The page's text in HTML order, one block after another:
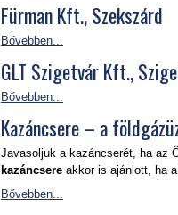
Fürman Kft., Szekszárd
Bővebben...
GLT Szigetvár Kft.,
Bővebben...
Kazáncsere – a
Javasoljuk a kazáncserét, ha az
kazáncsere akkor is ajánlott, ha
Bővebben...